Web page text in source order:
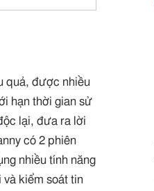
quả, được nhiều
hạn thời gian sử
lại, đưa ra lời
có 2 phiên
nhiều tính năng
kiểm soát tin